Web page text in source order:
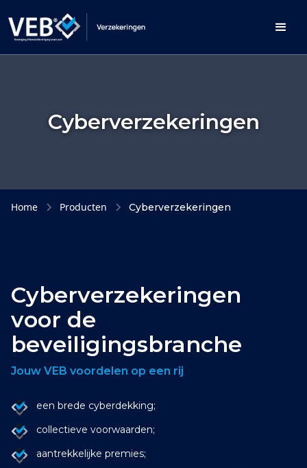
Cyberverzekeringen
Home Producten Cyberverzekeringen
Cyberverzekeringen
voor de
beveiligingsbranche
Jouw VEB voordelen op een rij
een brede cyberdekking;
collectieve voorwaarden;
aantrekkelijke premies;